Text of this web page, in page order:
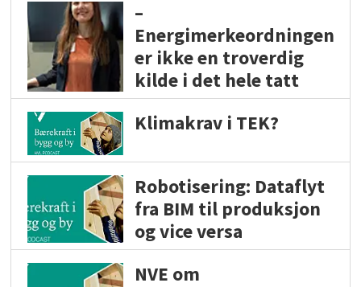
–
Energimerkeordningen
er ikke en troverdig
kilde i det hele tatt
Klimakrav i TEK?
Robotisering: Dataflyt
fra BIM til produksjon
og vice versa
NVE om